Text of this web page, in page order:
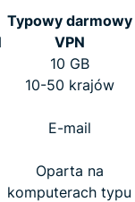
Typowy darmowy
VPN
10 GB
10-50 krajów
E-mail
Oparta na
komputerach typu